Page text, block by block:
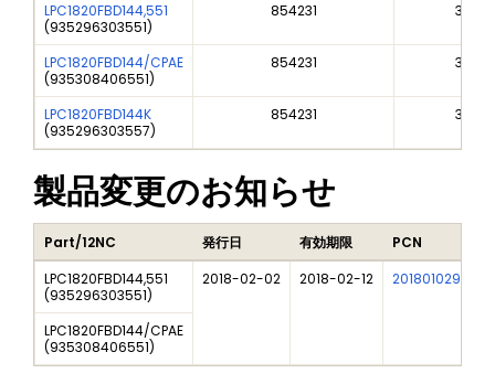
LPC1820FBD144,551
(935296303551)
854231
LPC1820FBD144/CPAE
(935308406551)
854231
LPC1820FBD144K
(935296303557)
854231
製品変更のお知らせ
Part/12NC 発行日 有効期限 PCN
LPC1820FBD144,551
(935296303551)
2018-02-02 2018-02-12 201801029I
LPC1820FBD144/CPAE
(935308406551)